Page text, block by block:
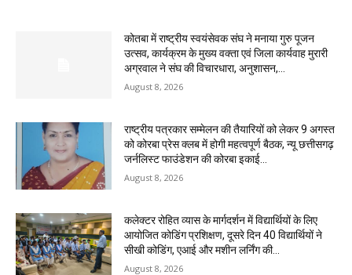
कोतबा में राष्ट्रीय स्वयंसेवक संघ ने मनाया गुरु पूजन
उत्सव, कार्यक्रम के मुख्य वक्ता एवं जिला कार्यवाह मुरारी
अग्रवाल ने संघ की विचारधारा, अनुशासन,...
August 8, 2026
राष्ट्रीय पत्रकार सम्मेलन की तैयारियों को लेकर 9 अगस्त
को कोरबा प्रेस क्लब में होगी महत्वपूर्ण बैठक, न्यू छत्तीसगढ़
जर्नलिस्ट फाउंडेशन की कोरबा इकाई...
August 8, 2026
कलेक्टर रोहित व्यास के मार्गदर्शन में विद्यार्थियों के लिए
आयोजित कोडिंग प्रशिक्षण, दूसरे दिन 40 विद्यार्थियों ने
सीखी कोडिंग, एआई और मशीन लर्निंग की...
August 8, 2026